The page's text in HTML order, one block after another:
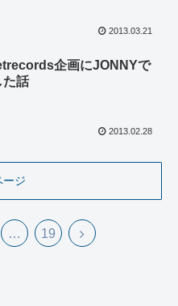
2013.03.21
企画にJONNYで
た話
2013.02.28
ージ
… 19